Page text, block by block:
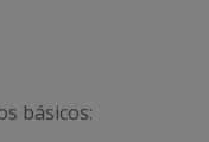
básicos: